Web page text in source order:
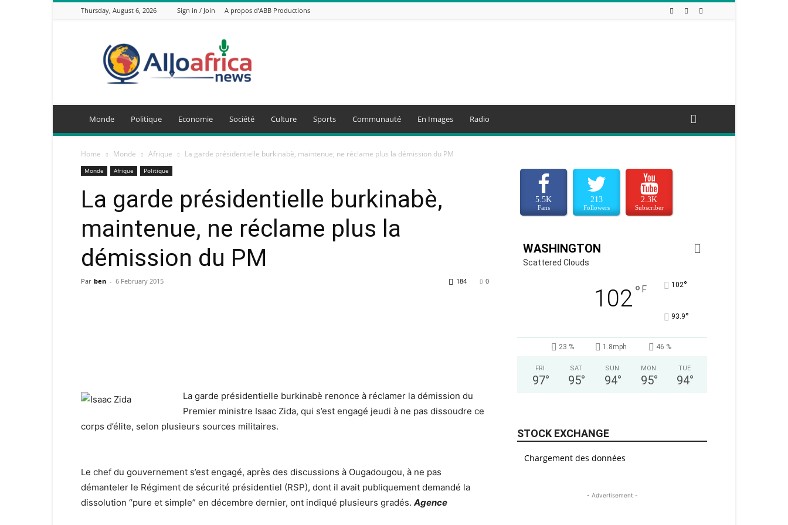
Thursday, August 6, 2026 Sign in / Join A propos d’ABB Productions
AlloAfricaNews.com
Monde Politique Economie Société Culture Sports Communauté En Images Radio
Home Monde Afrique La garde présidentielle burkinabè, maintenue, ne réclame plus la démission du PM
Monde Afrique Politique
La garde présidentielle burkinabè,
maintenue, ne réclame plus la
démission du PM
Par ben - 6 February 2015 0
184
La garde présidentielle burkinabè renonce à réclamer la démission du
Premier ministre Isaac Zida, qui s’est engagé jeudi à ne pas dissoudre ce
corps d’élite, selon plusieurs sources militaires.
Le chef du gouvernement s’est engagé, après des discussions à Ougadougou, à ne pas
démanteler le Régiment de sécurité présidentiel (RSP), dont il avait publiquement demandé la
dissolution “pure et simple” en décembre dernier, ont indiqué plusieurs gradés. Agence
5.5K
Fans
213
Followers
2.3K
Subscriber
WASHINGTON
Scattered Clouds
102° F 102°
93.9°
23 % 1.8mph 46 %
FRI
97°
SAT
95°
SUN
94°
MON
95°
TUE
94°
STOCK EXCHANGE
Chargement des données
- Advertisement -